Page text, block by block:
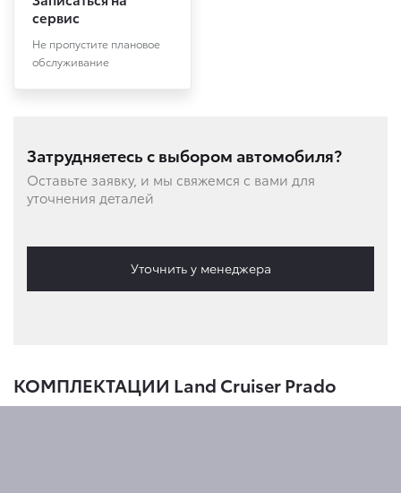
сервис
Не пропустите плановое
обслуживание
Затрудняетесь с выбором автомобиля?
Оставьте заявку, и мы свяжемся с вами для
уточнения деталей
Уточнить у менеджера
КОМПЛЕКТАЦИИ Land Cruiser Prado